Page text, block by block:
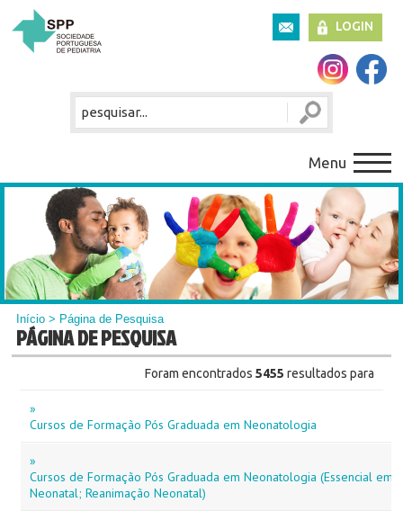
LOGIN
Menu
Início > Página de Pesquisa
PÁGINA DE PESQUISA
Foram encontrados 5455resultados para
»
Cursos de Formação Pós Graduada em Neonatologia
»
Cursos de Formação Pós Graduada em Neonatologia (Essencial em
Neonatal; Reanimação Neonatal)